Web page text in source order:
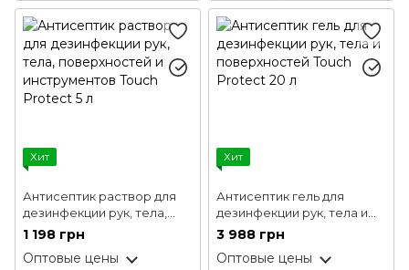
Хит
Антисептик раствор для
дезинфекции рук, тела,
поверхностей и
инструментов Touch
Protect 5 л
1 198 грн
Оптовые цены
Хит
Антисептик гель для
дезинфекции рук, тела и
поверхностей Touch
Protect 20 л
3 988 грн
Оптовые цены